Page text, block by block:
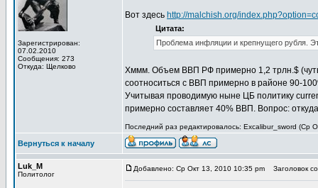
Зарегистрирован:
07.02.2010
Сообщения: 273
Откуда: Щелково
Вот здесь http://malchish.org/
Цитата:
Проблема инфляции и крепнущего рубля.
Хммм. Объем ВВП РФ примерно 1,2 трлн.$
соотноситься с ВВП примерно в районе 90-
Учитывая проводимую ныне ЦБ политику
примерно составляет 40% ВВП. Вопрос:
Последний раз редактировалось: Excalibur_sword (Ср
Вернуться к началу
Luk_M
Политолог
Добавлено: Ср Окт 13, 2010 10:35 pm Заголовок